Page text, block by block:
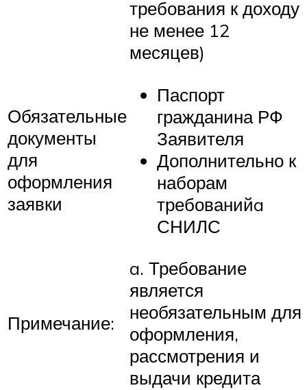
требования к доходу
не менее 12
месяцев)
Обязательные
документы
для
оформления
заявки
Паспорт
гражданина РФ
Заявителя
Дополнительно к
наборам
требованийa
СНИЛС
Примечание:
a. Требование
является
необязательным для
оформления,
рассмотрения и
выдачи кредита